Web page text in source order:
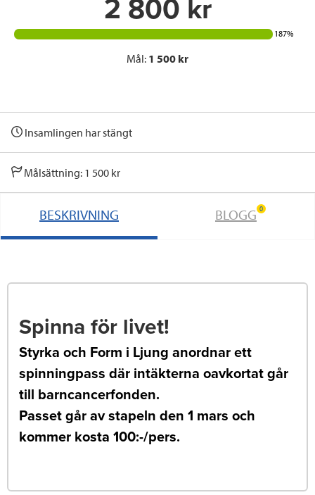
2 800 kr
187%
Mål: 1 500 kr
Insamlingen har stängt
Målsättning: 1 500 kr
BESKRIVNING BLOGG 0
Spinna för livet!
Styrka och Form i Ljung anordnar ett
spinningpass där intäkterna oavkortat går
till barncancerfonden.
Passet går av stapeln den 1 mars och
kommer kosta 100:-/pers.